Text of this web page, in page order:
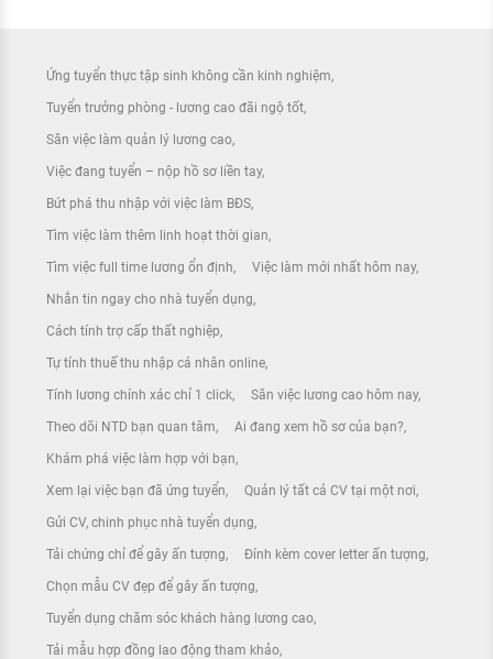
Ứng tuyển thực tập sinh không cần kinh nghiệm
Tuyển trưởng phòng - lương cao đãi ngộ tốt
Săn việc làm quản lý lương cao
Việc đang tuyển – nộp hồ sơ liền tay
Bứt phá thu nhập với việc làm BĐS
Tìm việc làm thêm linh hoạt thời gian
Tìm việc full time lương ổn định Việc làm mới nhất hôm nay
Nhắn tin ngay cho nhà tuyển dụng
Cách tính trợ cấp thất nghiệp
Tự tính thuế thu nhập cá nhân online
Tính lương chính xác chỉ 1 click Săn việc lương cao hôm nay
Theo dõi NTD bạn quan tâm Ai đang xem hồ sơ của bạn?
Khám phá việc làm hợp với bạn
Xem lại việc bạn đã ứng tuyển Quản lý tất cả CV tại một nơi
Gửi CV, chinh phục nhà tuyển dụng
Tải chứng chỉ để gây ấn tượng Đính kèm cover letter ấn tượng
Chọn mẫu CV đẹp để gây ấn tượng
Tuyển dụng chăm sóc khách hàng lương cao
Tải mẫu hợp đồng lao động tham khảo